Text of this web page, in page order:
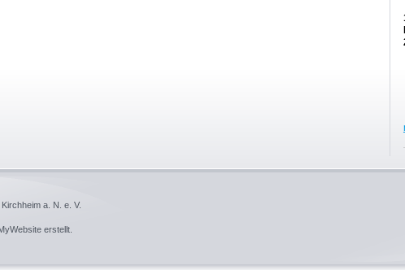
a. N. e. V.
erstellt.